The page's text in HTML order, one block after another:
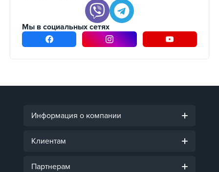
Мы в социальных сетях
Информация о компании
Клиентам
Партнерам